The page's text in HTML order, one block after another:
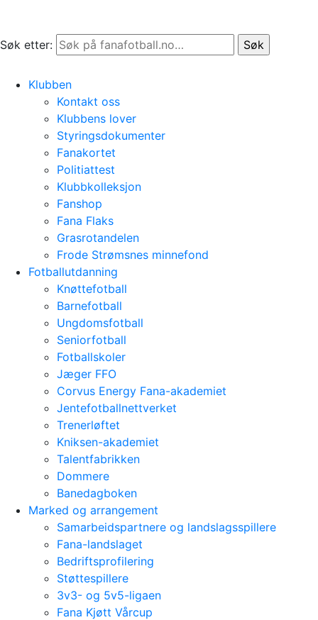
Søk etter:
Klubben
Kontakt oss
Klubbens lover
Styringsdokumenter
Fanakortet
Politiattest
Klubbkolleksjon
Fanshop
Fana Flaks
Grasrotandelen
Frode Strømsnes minnefond
Fotballutdanning
Knøttefotball
Barnefotball
Ungdomsfotball
Seniorfotball
Fotballskoler
Jæger FFO
Corvus Energy Fana-akademiet
Jentefotballnettverket
Trenerløftet
Kniksen-akademiet
Talentfabrikken
Dommere
Banedagboken
Marked og arrangement
Samarbeidspartnere og landslagsspillere
Fana-landslaget
Bedriftsprofilering
Støttespillere
3v3- og 5v5-ligaen
Fana Kjøtt Vårcup